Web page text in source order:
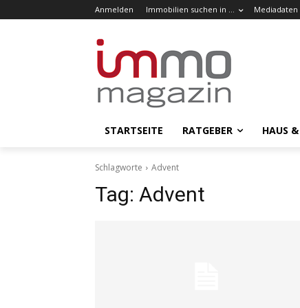
Anmelden Immobilien suchen in … Mediadaten
STARTSEITE RATGEBER HAUS
Schlagworte Advent
Tag: Advent